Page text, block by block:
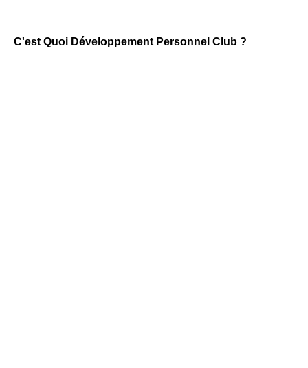
C'est Quoi Développement Personnel Club ?